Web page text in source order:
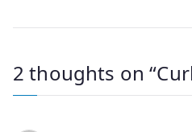
2 thoughts on “